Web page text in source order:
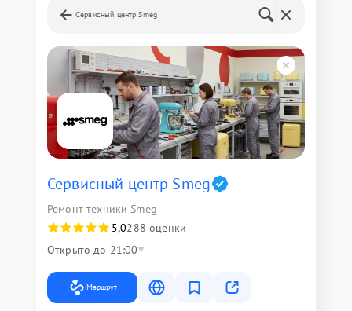
Сервисный центр Smeg
Сервисный центр Smeg
Ремонт техники Smeg
5,0288 оценки
Открыто до 21:00
Маршрут